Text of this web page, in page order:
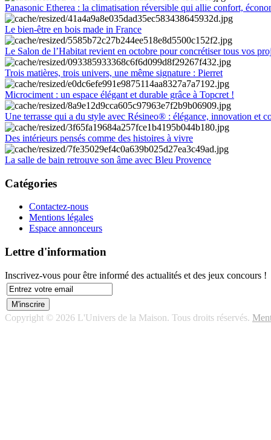
Panasonic Etherea : la climatisation réversible qui allie confort,
Le bien-être en bois made in France
Le Salon de l’Habitat revient en octobre pour concrétiser tous vos
Trois matières, trois univers, une même signature : Pierret
Microciment : un espace élégant et durable grâce à Topcret !
Une terrasse qui a du style avec Résineo® : élégance, innovation et
Des intérieurs pensés comme des histoires à vivre
La salle de bain retrouve son âme avec Bleu Provence
Catégories
Contactez-nous
Mentions légales
Espace annonceurs
Lettre d'information
Inscrivez-vous pour être informé des actualités et des jeux concours !
Copyright © 2026 L'Univers de la Maison. Tous droits réservés.